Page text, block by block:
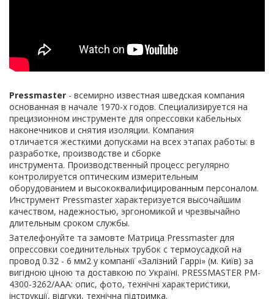
Pressmaster - всемирно известная шведская компания
основанная в начале 1970-х годов. Специализируется на
прецизионном инструменте для опрессовки кабельных
наконечников и снятия изоляции. Компания
отличается жесткими допусками на всех этапах работы: в
разработке, производстве и сборке
инструмента. Производственный процесс регулярно
контролируется оптическим измерительным
оборудованием и высококвалифицированным персоналом.
Инструмент Pressmaster характеризуется высочайшим
качеством, надежностью, эргономикой и чрезвычайно
длительным сроком службы.
Зателефонуйте та замовте Матрица Pressmaster для
опрессовки соединительных трубок с термоусадкой на
провод 0.32 - 6 мм2 у компанії «Залізний Гаррі» (м. Київ) за
вигідною ціною та доставкою по Україні. PRESSMASTER PM-
4300-3262/AAA: опис, фото, технічні характеристики,
інструкції, відгуки, технічна підтримка.